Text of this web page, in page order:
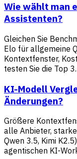
Wie wählt man
Assistenten?
Gleichen Sie
Elo für allgemeine
Kontextfenster,
testen Sie die Top 3.
KI-Modell
Änderungen?
Größere
alle Anbieter,
Qwen 3.5, Kimi
agentischen KI-